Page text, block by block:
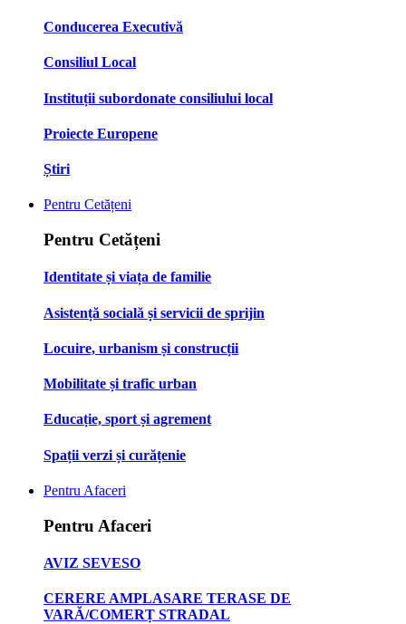
Conducerea Executivă
Consiliul Local
Instituții subordonate consiliului local
Proiecte Europene
Știri
Pentru Cetățeni
Pentru Cetățeni
Identitate și viața de familie
Asistență socială și servicii de sprijin
Locuire, urbanism și construcții
Mobilitate și trafic urban
Educație, sport și agrement
Spații verzi și curățenie
Pentru Afaceri
Pentru Afaceri
AVIZ SEVESO
CERERE AMPLASARE TERASE DE
VARĂ/COMERȚ STRADAL